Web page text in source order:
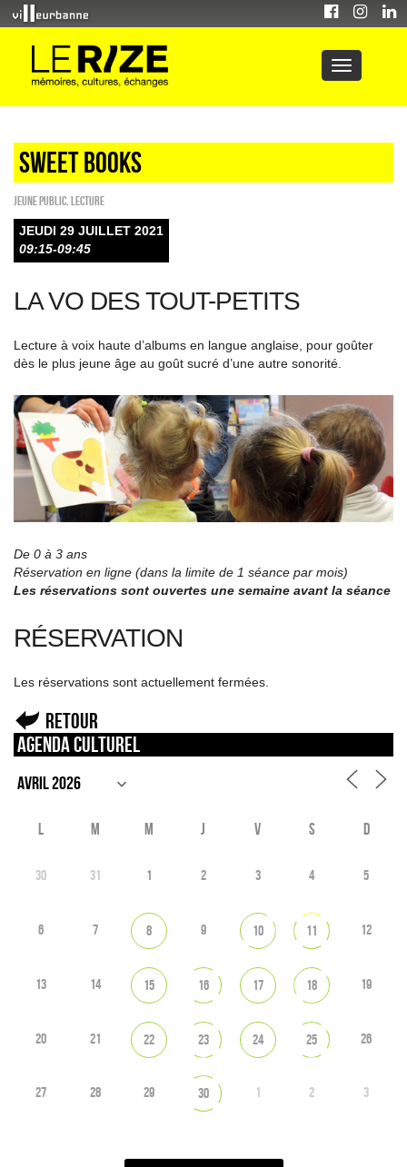
Sweet Books
Jeune public Lecture
JEUDI 29 JUILLET 2021
09:15-09:45
LA VO DES TOUT-PETITS
Lecture à voix haute d’albums en langue anglaise, pour goûter
dès le plus jeune âge au goût sucré d’une autre sonorité.
De 0 à 3 ans
Réservation en ligne (dans la limite de 1 séance par mois)
Les réservations sont ouvertes une semaine avant la séance
RÉSERVATION
Les réservations sont actuellement fermées.
Retour
Agenda culturel
L M M J V S D
30 31 1 2 3 4 5
6 7 8 9 10 11 12
13 14 15 16 17 18 19
20 21 22 23 24 25 26
27 28 29 30 1 2 3